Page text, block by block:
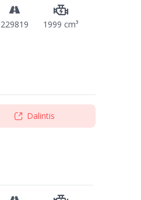
229819 1999 cm³
Dalintis